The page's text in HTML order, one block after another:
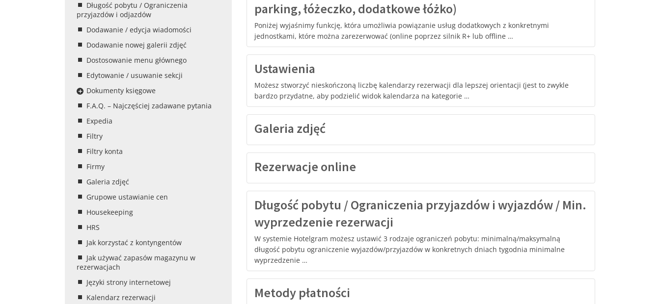
Długość pobytu / Ograniczenia
przyjazdów i odjazdów
Dodawanie / edycja wiadomości
Dodawanie nowej galerii zdjęć
Dostosowanie menu głównego
Edytowanie / usuwanie sekcji
Dokumenty księgowe
F.A.Q. – Najczęściej zadawane pytania
Expedia
Filtry
Filtry konta
Firmy
Galeria zdjęć
Grupowe ustawianie cen
Housekeeping
HRS
Jak korzystać z kontyngentów
Jak używać zapasów magazynu w
rezerwacjach
Języki strony internetowej
Kalendarz rezerwacji
parking, łóżeczko, dodatkowe łóżko)
Poniżej wyjaśnimy funkcję, która umożliwia powiązanie usług dodatkowych z konkretnymi
jednostkami, które można zarezerwować (online poprzez silnik R+ lub offline …
Ustawienia
Możesz stworzyć nieskończoną liczbę kalendarzy rezerwacji dla lepszej orientacji (jest to zwykle
bardzo przydatne, aby podzielić widok kalendarza na kategorie …
Galeria zdjęć
Rezerwacje online
Długość pobytu / Ograniczenia przyjazdów i wyjazdów / Min.
wyprzedzenie rezerwacji
W systemie Hotelgram możesz ustawić 3 rodzaje ograniczeń pobytu: minimalną/maksymalną
długość pobytu ograniczenie wyjazdów/przyjazdów w konkretnych dniach tygodnia minimalne
wyprzedzenie …
Metody płatności